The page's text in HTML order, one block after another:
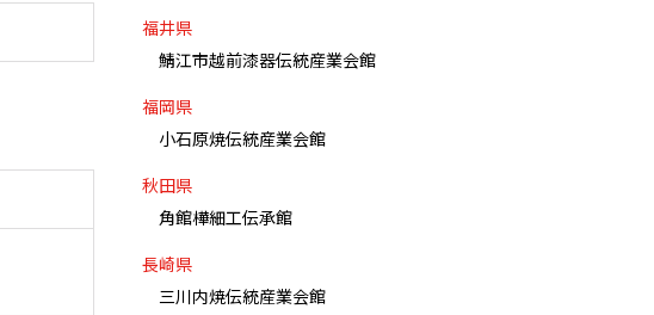
福井県
鯖江市越前漆器伝統産業会館
福岡県
小石原焼伝統産業会館
秋田県
角館樺細工伝承館
長崎県
三川内焼伝統産業会館